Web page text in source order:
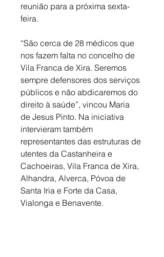
reunião para a próxima sexta-
feira.
“São cerca de 28 médicos que
nos fazem falta no concelho de
Vila Franca de Xira. Seremos
sempre defensores dos serviços
públicos e não abdicaremos do
direito à saúde”, vincou Maria
de Jesus Pinto. Na iniciativa
intervieram também
representantes das estruturas de
utentes da Castanheira e
Cachoeiras, Vila Franca de Xira,
Alhandra, Alverca, Póvoa de
Santa Iria e Forte da Casa,
Vialonga e Benavente.